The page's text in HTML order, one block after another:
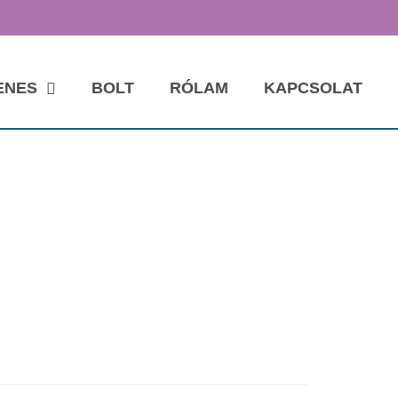
BOLT RÓLAM KAPCSOLAT